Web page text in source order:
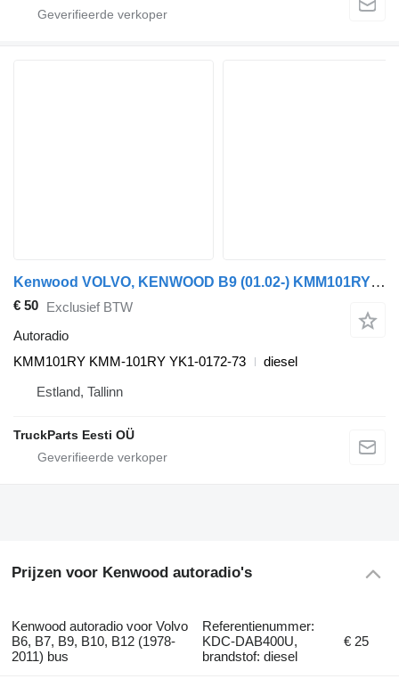
Kenwood VOLVO, KENWOOD B9 (01.02-) KMM101RY autoradio voor Volvo B6, B7, B9, B10, B12 bus (1978-2011)
€ 50 Exclusief BTW
Autoradio
KMM101RY KMM-101RY YK1-0172-73
diesel
Estland, Tallinn
TruckParts Eesti OÜ
Prijzen voor Kenwood autoradio's
Kenwood autoradio voor Volvo
B6, B7, B9, B10, B12 (1978-
2011) bus
Referentienummer:
KDC-DAB400U,
brandstof: diesel
€ 25